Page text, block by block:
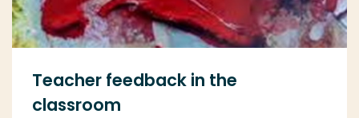
Teacher feedback in the
classroom